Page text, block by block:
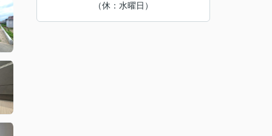
（休：水曜日）